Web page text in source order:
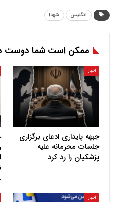
انگلیس شهدا
ممکن است شما دوست
اخبار
جبهه پایداری ادعای برگزاری
جلسات محرمانه علیه
پزشکیان را رد کرد
اخبار